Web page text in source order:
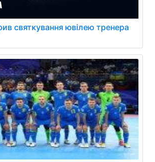
святкування ювілею тренера